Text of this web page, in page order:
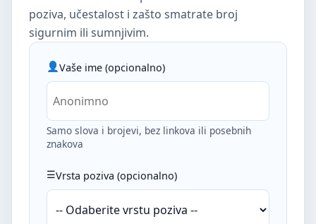
poziva, učestalost i zašto smatrate broj
sigurnim ili sumnjivim.
Vaše ime (opcionalno)
Samo slova i brojevi, bez linkova ili posebnih
znakova
Vrsta poziva (opcionalno)